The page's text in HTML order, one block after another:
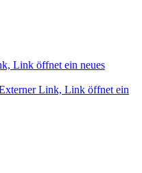
Link öffnet ein neues
Link, Link öffnet ein